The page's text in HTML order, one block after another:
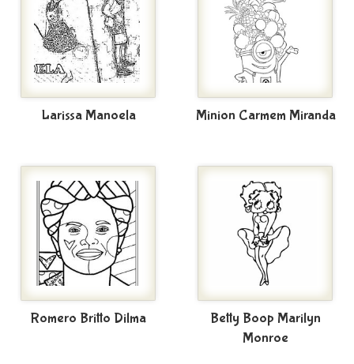
Larissa Manoela Minion Carmem Miranda
Romero Britto Dilma
Betty Boop Marilyn
Monroe